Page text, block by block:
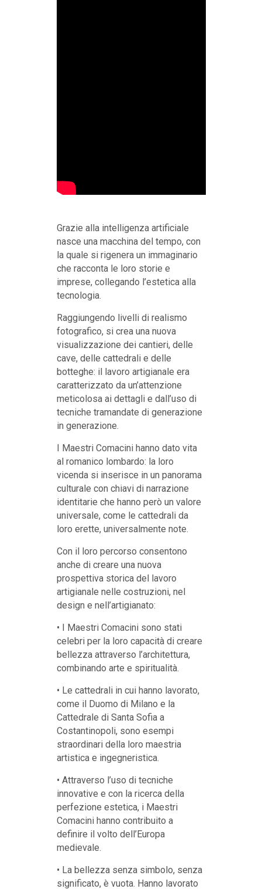
Grazie alla intelligenza artificiale
nasce una macchina del tempo, con
la quale si rigenera un immaginario
che racconta le loro storie e
imprese, collegando l’estetica alla
tecnologia.
Raggiungendo livelli di realismo
fotografico, si crea una nuova
visualizzazione dei cantieri, delle
cave, delle cattedrali e delle
botteghe: il lavoro artigianale era
caratterizzato da un’attenzione
meticolosa ai dettagli e dall’uso di
tecniche tramandate di generazione
in generazione.
I Maestri Comacini hanno dato vita
al romanico lombardo: la loro
vicenda si inserisce in un panorama
culturale con chiavi di narrazione
identitarie che hanno però un valore
universale, come le cattedrali da
loro erette, universalmente note.
Con il loro percorso consentono
anche di creare una nuova
prospettiva storica del lavoro
artigianale nelle costruzioni, nel
design e nell’artigianato:
• I Maestri Comacini sono stati
celebri per la loro capacità di creare
bellezza attraverso l’architettura,
combinando arte e spiritualità.
• Le cattedrali in cui hanno lavorato,
come il Duomo di Milano e la
Cattedrale di Santa Sofia a
Costantinopoli, sono esempi
straordinari della loro maestria
artistica e ingegneristica.
• Attraverso l’uso di tecniche
innovative e con la ricerca della
perfezione estetica, i Maestri
Comacini hanno contribuito a
definire il volto dell’Europa
medievale.
• La bellezza senza simbolo, senza
significato, è vuota. Hanno lavorato